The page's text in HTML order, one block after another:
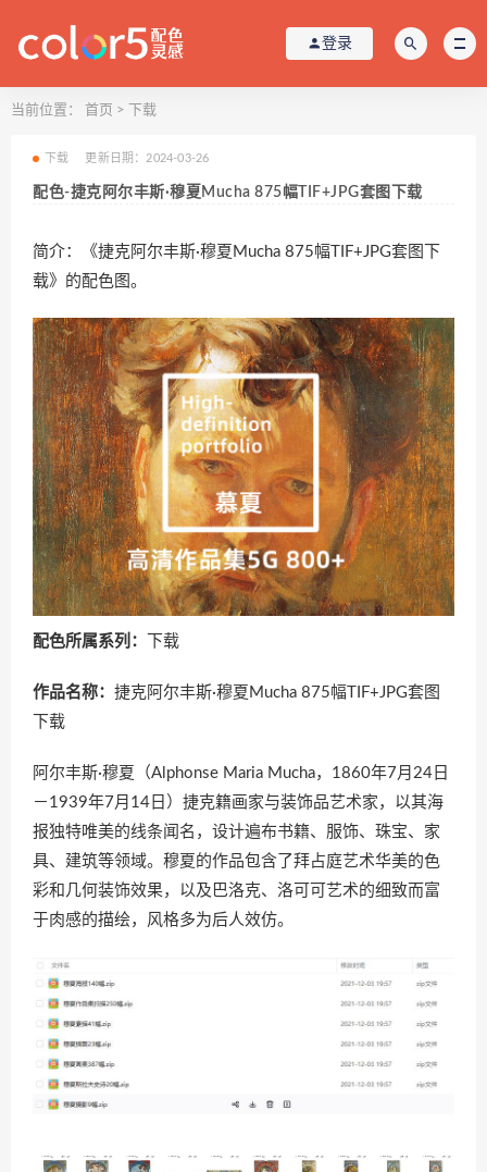
登录
当前位置： 首页 > 下载
下载 更新日期：2024-03-26
配色-捷克阿尔丰斯·穆夏Mucha 875幅TIF+JPG套图下载
简介：《捷克阿尔丰斯·穆夏Mucha 875幅TIF+JPG套图下
载》的配色图。
配色所属系列： 下载
作品名称： 捷克阿尔丰斯·穆夏Mucha 875幅TIF+JPG套图
下载
阿尔丰斯·穆夏（Alphonse Maria Mucha，1860年7月24日
－1939年7月14日）捷克籍画家与装饰品艺术家，以其海
报独特唯美的线条闻名，设计遍布书籍、服饰、珠宝、家
具、建筑等领域。穆夏的作品包含了拜占庭艺术华美的色
彩和几何装饰效果，以及巴洛克、洛可可艺术的细致而富
于肉感的描绘，风格多为后人效仿。